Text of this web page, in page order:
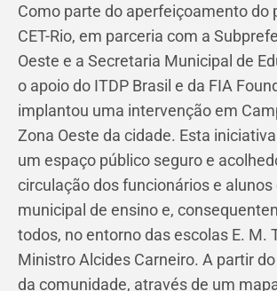
Como parte do aperfeiçoamento do
CET-Rio, em parceria com a
Oeste e a Secretaria Municipal de
o apoio do ITDP Brasil e da FIA
implantou uma intervenção em
Zona Oeste da cidade. Esta
um espaço público seguro e
circulação dos funcionários e alunos
municipal de ensino e,
todos, no entorno das escolas E. M.
Ministro Alcides Carneiro. A partir
da comunidade, através de um